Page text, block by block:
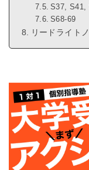
S37, S41,
S68-69
リードライト